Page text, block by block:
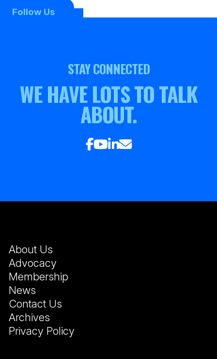
Follow Us
STAY CONNECTED
WE HAVE LOTS TO TALK
ABOUT.
About Us
Advocacy
Membership
News
Contact Us
Archives
Privacy Policy